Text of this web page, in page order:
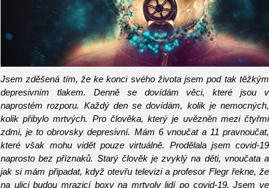
Jsem zděšená tím, že ke konci svého života jsem pod tak těžkým
depresivním tlakem. Denně se dovídám věci, které jsou v
naprostém rozporu. Každý den se dovídám, kolik je nemocných,
kolik přibylo mrtvých. Pro člověka, který je uvězněn mezi čtyřmi
zdmi, je to obrovsky depresivní. Mám 6 vnoučat a 11 pravnoučat,
které však mohu vidět pouze virtuálně. Prodělala jsem covid-19
naprosto bez příznaků. Starý člověk je zvyklý na děti, vnoučata a
jak si mám připadat, když otevřu televizi a profesor Flegr řekne, že
na ulici budou mrazicí boxy na mrtvoly lidí po covid-19. Jsem ve